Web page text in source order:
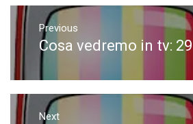
Navigazione
articoli
Previous
Previous
post:
Cosa vedremo in tv:
Next